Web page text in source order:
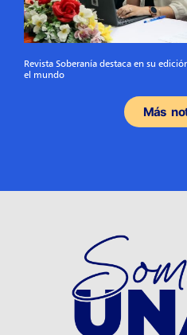
Revista Soberanía destaca en su
el mundo
Más